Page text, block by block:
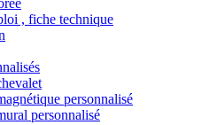
, fiche technique
personnalisé
personnalisé